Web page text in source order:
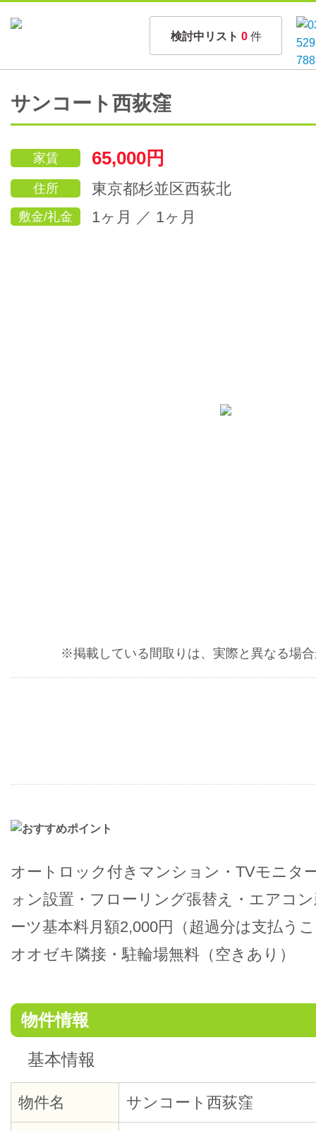
検討中リスト 0 件
サンコート西荻窪
家賃 65,000円
住所 東京都杉並区西荻北
敷金/礼金 1ヶ月 ／ 1ヶ月
※掲載している間取りは、実際と異なる場
オートロック付きマンション・TVモニタ
ォン設置・フローリング張替え・エアコ
ーツ基本料月額2,000円（超過分は支払う
オオゼキ隣接・駐輪場無料（空きあり）
物件情報
基本情報
物件名 サンコート西荻窪